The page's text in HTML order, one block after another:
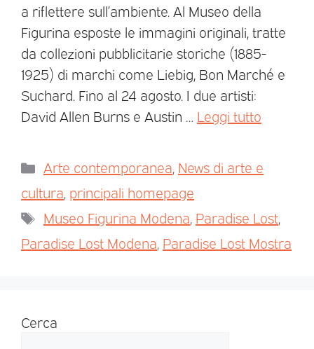
a riflettere sull’ambiente. Al Museo della
Figurina esposte le immagini originali, tratte
da collezioni pubblicitarie storiche (1885-
1925) di marchi come Liebig, Bon Marché e
Suchard. Fino al 24 agosto. I due artisti:
David Allen Burns e Austin … Leggi tutto
Arte contemporanea News di arte e
cultura principali homepage
Museo Figurina Modena Paradise Lost
Paradise Lost Modena Paradise Lost Mostra
Cerca